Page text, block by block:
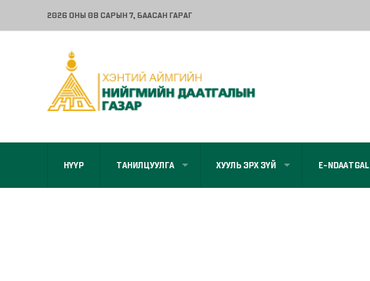
2026 ОНЫ 08 САРЫН 7, БААСАН ГАРАГ
НҮҮР ТАНИЛЦУУЛГА ХУУЛЬ ЭРХ ЗҮЙ E-NDAATGAL